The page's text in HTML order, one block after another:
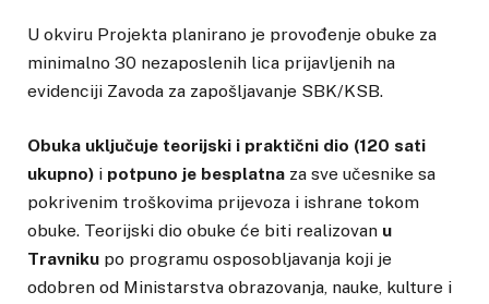
U okviru Projekta planirano je provođenje obuke za
minimalno 30 nezaposlenih lica prijavljenih na
evidenciji Zavoda za zapošljavanje SBK/KSB.
Obuka uključuje teorijski i praktični dio (120 sati
ukupno) i potpuno je besplatna za sve učesnike sa
pokrivenim troškovima prijevoza i ishrane tokom
obuke. Teorijski dio obuke će biti realizovan u
Travniku po programu osposobljavanja koji je
odobren od Ministarstva obrazovanja, nauke, kulture i